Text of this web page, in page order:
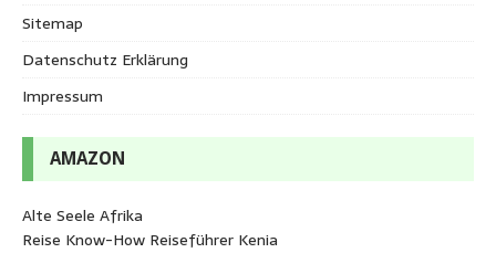
Sitemap
Datenschutz Erklärung
Impressum
AMAZON
Alte Seele Afrika
Reise Know-How Reiseführer Kenia